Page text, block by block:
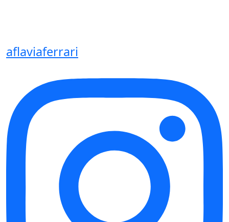
aflaviaferrari